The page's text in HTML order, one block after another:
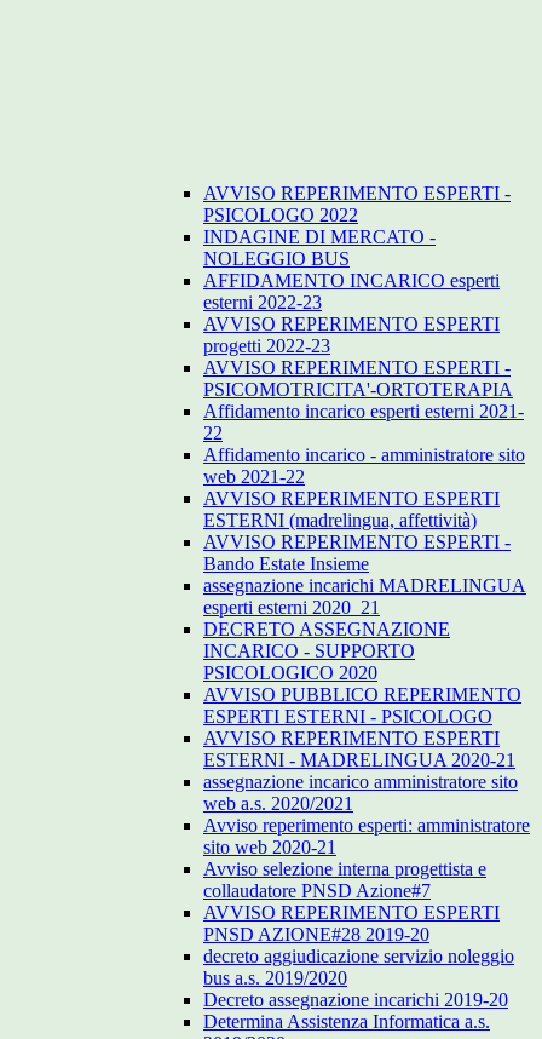
AVVISO REPERIMENTO ESPERTI -
PSICOLOGO 2022
INDAGINE DI MERCATO -
NOLEGGIO BUS
AFFIDAMENTO INCARICO esperti
esterni 2022-23
AVVISO REPERIMENTO ESPERTI
progetti 2022-23
AVVISO REPERIMENTO ESPERTI -
PSICOMOTRICITA'-ORTOTERAPIA
Affidamento incarico esperti esterni 2021-
22
Affidamento incarico - amministratore sito
web 2021-22
AVVISO REPERIMENTO ESPERTI
ESTERNI (madrelingua, affettività)
AVVISO REPERIMENTO ESPERTI -
Bando Estate Insieme
assegnazione incarichi MADRELINGUA
esperti esterni 2020_21
DECRETO ASSEGNAZIONE
INCARICO - SUPPORTO
PSICOLOGICO 2020
AVVISO PUBBLICO REPERIMENTO
ESPERTI ESTERNI - PSICOLOGO
AVVISO REPERIMENTO ESPERTI
ESTERNI - MADRELINGUA 2020-21
assegnazione incarico amministratore sito
web a.s. 2020/2021
Avviso reperimento esperti: amministratore
sito web 2020-21
Avviso selezione interna progettista e
collaudatore PNSD Azione#7
AVVISO REPERIMENTO ESPERTI
PNSD AZIONE#28 2019-20
decreto aggiudicazione servizio noleggio
bus a.s. 2019/2020
Decreto assegnazione incarichi 2019-20
Determina Assistenza Informatica a.s.